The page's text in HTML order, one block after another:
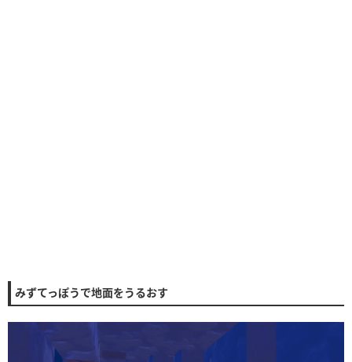
みずてっぽうで地面をうるおす